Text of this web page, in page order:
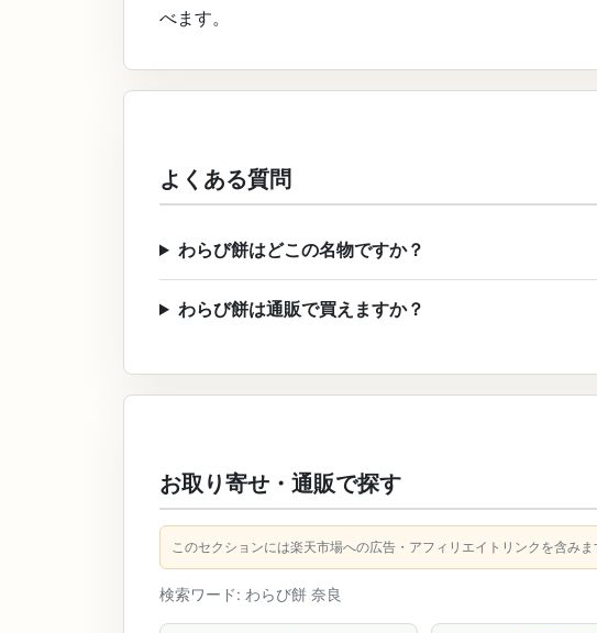
べます。
よくある質問
わらび餅はどこの名物ですか？
わらび餅は通販で買えますか？
お取り寄せ・通販で探す
このセクションには楽天市場への広告・アフィリエイトリンクを含みま
検索ワード: わらび餅 奈良